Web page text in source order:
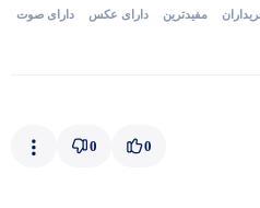
مفیدترین دارای‌ عکس دارای‌ صوت
0
0